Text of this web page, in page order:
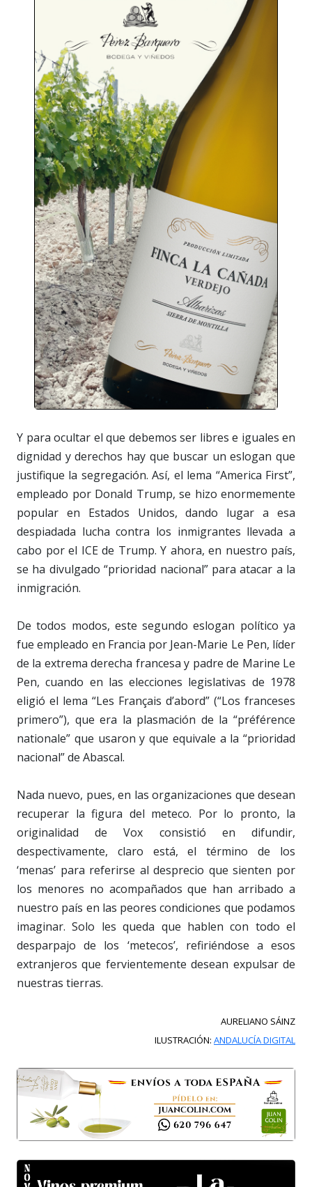
Y para ocultar el que debemos ser libres e iguales en
dignidad y derechos hay que buscar un eslogan que
justifique la segregación. Así, el lema “America First”,
empleado por Donald Trump, se hizo enormemente
popular en Estados Unidos, dando lugar a esa
despiadada lucha contra los inmigrantes llevada a
cabo por el ICE de Trump. Y ahora, en nuestro país,
se ha divulgado “prioridad nacional” para atacar a la
inmigración.
De todos modos, este segundo eslogan político ya
fue empleado en Francia por Jean-Marie Le Pen, líder
de la extrema derecha francesa y padre de Marine Le
Pen, cuando en las elecciones legislativas de 1978
eligió el lema “Les Français d’abord” (“Los franceses
primero”), que era la plasmación de la “préférence
nationale” que usaron y que equivale a la “prioridad
nacional” de Abascal.
Nada nuevo, pues, en las organizaciones que desean
recuperar la figura del meteco. Por lo pronto, la
originalidad de Vox consistió en difundir,
despectivamente, claro está, el término de los
‘menas’ para referirse al desprecio que sienten por
los menores no acompañados que han arribado a
nuestro país en las peores condiciones que podamos
imaginar. Solo les queda que hablen con todo el
desparpajo de los ‘metecos’, refiriéndose a esos
extranjeros que fervientemente desean expulsar de
nuestras tierras.
AURELIANO SÁINZ
ILUSTRACIÓN: ANDALUCÍA DIGITAL